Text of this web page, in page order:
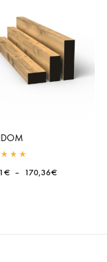
€ – 170,36€Plage
170,36€